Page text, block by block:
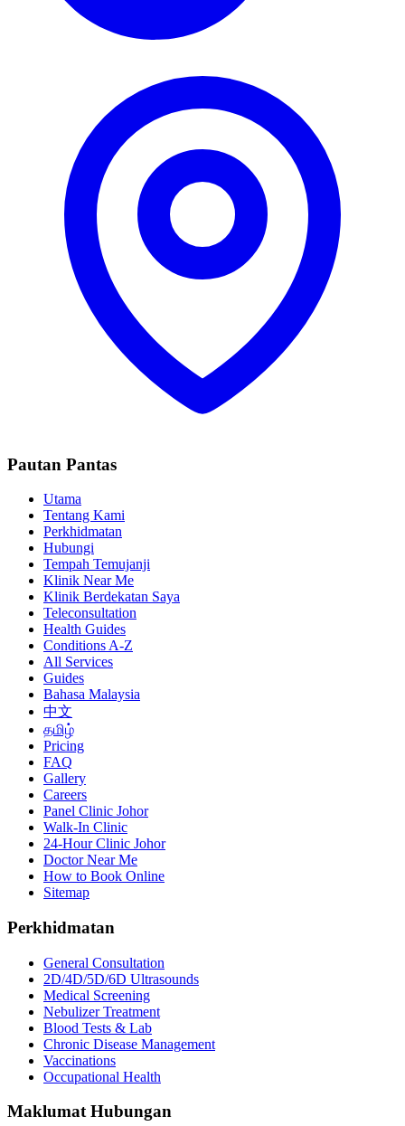
Pautan Pantas
Utama
Tentang Kami
Perkhidmatan
Hubungi
Tempah Temujanji
Klinik Near Me
Klinik Berdekatan Saya
Teleconsultation
Health Guides
Conditions A-Z
All Services
Guides
Bahasa Malaysia
中文
தமிழ்
Pricing
FAQ
Gallery
Careers
Panel Clinic Johor
Walk-In Clinic
24-Hour Clinic Johor
Doctor Near Me
How to Book Online
Sitemap
Perkhidmatan
General Consultation
2D/4D/5D/6D Ultrasounds
Medical Screening
Nebulizer Treatment
Blood Tests & Lab
Chronic Disease Management
Vaccinations
Occupational Health
Maklumat Hubungan